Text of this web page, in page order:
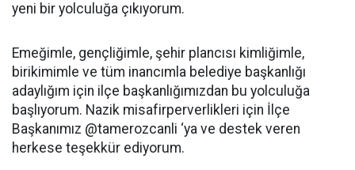
yeni bir yolculuğa çıkıyorum.
Emeğimle, gençliğimle, şehir plancısı kimliğimle,
birikimimle ve tüm inancımla belediye başkanlığı
adaylığım için ilçe başkanlığımızdan bu yolculuğa
başlıyorum. Nazik misafirperverlikleri için İlçe
Başkanımız @tamerozcanli ‘ya ve destek veren
herkese teşekkür ediyorum.